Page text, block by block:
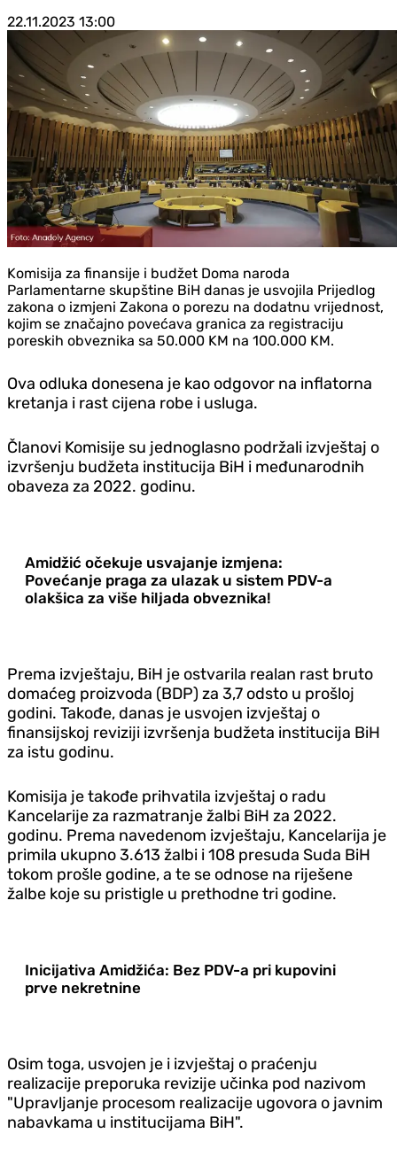
22.11.2023 13:00
Komisija za finansije i budžet Doma naroda
Parlamentarne skupštine BiH danas je usvojila Prijedlog
zakona o izmjeni Zakona o porezu na dodatnu vrijednost,
kojim se značajno povećava granica za registraciju
poreskih obveznika sa 50.000 KM na 100.000 KM.
Ova odluka donesena je kao odgovor na inflatorna
kretanja i rast cijena robe i usluga.
Članovi Komisije su jednoglasno podržali izvještaj o
izvršenju budžeta institucija BiH i međunarodnih
obaveza za 2022. godinu.
Amidžić očekuje usvajanje izmjena:
Povećanje praga za ulazak u sistem PDV-a
olakšica za više hiljada obveznika!
Prema izvještaju, BiH je ostvarila realan rast bruto
domaćeg proizvoda (BDP) za 3,7 odsto u prošloj
godini. Takođe, danas je usvojen izvještaj o
finansijskoj reviziji izvršenja budžeta institucija BiH
za istu godinu.
Komisija je takođe prihvatila izvještaj o radu
Kancelarije za razmatranje žalbi BiH za 2022.
godinu. Prema navedenom izvještaju, Kancelarija je
primila ukupno 3.613 žalbi i 108 presuda Suda BiH
tokom prošle godine, a te se odnose na riješene
žalbe koje su pristigle u prethodne tri godine.
Inicijativa Amidžića: Bez PDV-a pri kupovini
prve nekretnine
Osim toga, usvojen je i izvještaj o praćenju
realizacije preporuka revizije učinka pod nazivom
"Upravljanje procesom realizacije ugovora o javnim
nabavkama u institucijama BiH".